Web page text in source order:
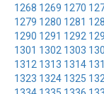
1268 1269 1270
1279 1280 1281
1290 1291 1292
1301 1302 1303
1312 1313 1314
1323 1324 1325